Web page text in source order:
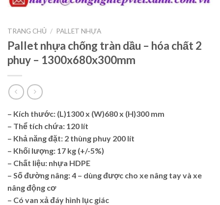
TRANG CHỦ / PALLET NHỰA
Pallet nhựa chống tràn dầu – hóa chất 2
phuy – 1300x680x300mm
– Kích thước: (L)1300 x (W)680 x (H)300 mm
– Thể tích chứa: 120 lít
– Khả năng đặt: 2 thùng phuy 200 lít
– Khối lượng: 17 kg (+/-5%)
– Chất liệu: nhựa HDPE
– Số đường nâng: 4 – dùng được cho xe nâng tay và xe
nâng động cơ
– Có van xả đáy hình lục giác